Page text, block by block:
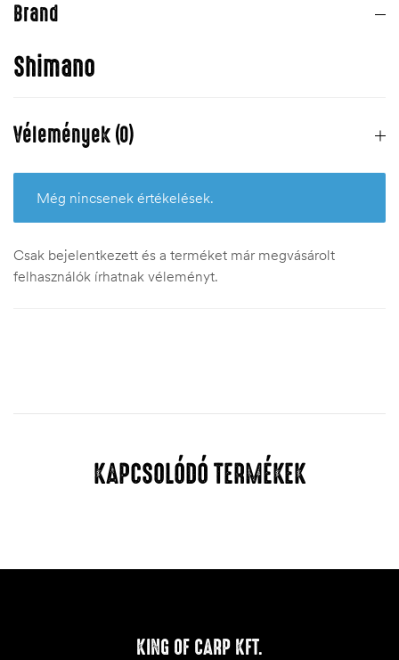
Brand
Shimano
Vélemények (0)
Még nincsenek értékelések.
Csak bejelentkezett és a terméket már megvásárolt
felhasználók írhatnak véleményt.
KAPCSOLÓDÓ TERMÉKEK
KING OF CARP KFT.